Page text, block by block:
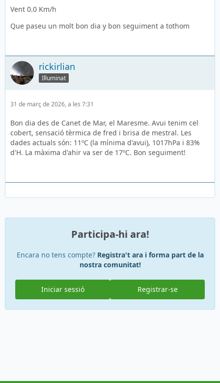
Vent 0.0 Km/h
Que paseu un molt bon dia y bon seguiment a tothom
rickirlian
Il·luminat
31 de març de 2026, a les 7:31
Bon dia des de Canet de Mar, el Maresme. Avui tenim cel
cobert, sensació tèrmica de fred i brisa de mestral. Les
dades actuals són: 11ºC (la mínima d'avui), 1017hPa i 83%
d'H. La màxima d'ahir va ser de 17ºC. Bon seguiment!
Participa-hi ara!
Encara no tens compte? Registra't ara i forma part de la
nostra comunitat!
Registrar-se
Iniciar sessió